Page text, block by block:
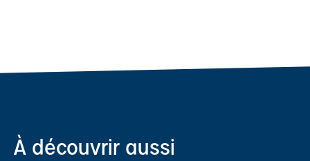
À découvrir aussi